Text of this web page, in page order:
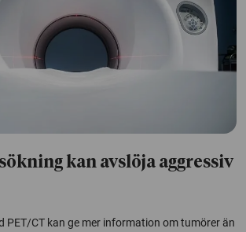
kan avslöja aggressiv
PET/CT kan ge mer information om tumörer än